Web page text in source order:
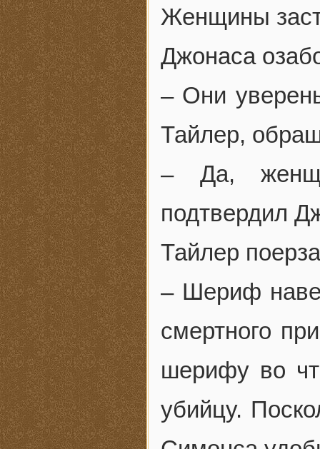
Женщины
Джонаса
– Они
Тайлер,
– Да,
подтвердил
Тайлер
– Шериф
смертного
шерифу во
убийцу.